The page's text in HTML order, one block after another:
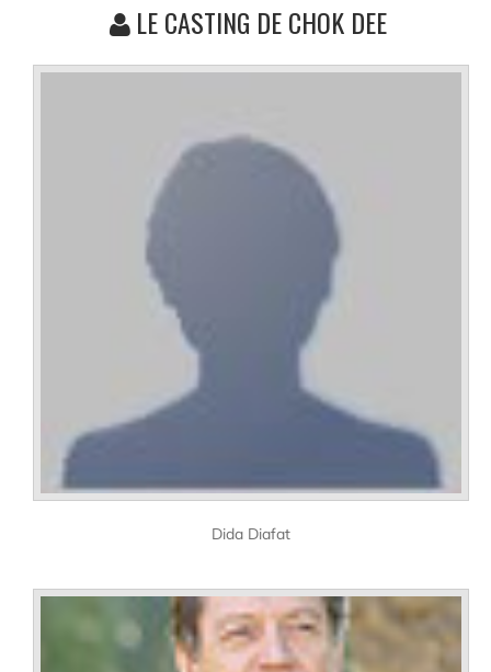
LE CASTING DE CHOK DEE
Dida Diafat